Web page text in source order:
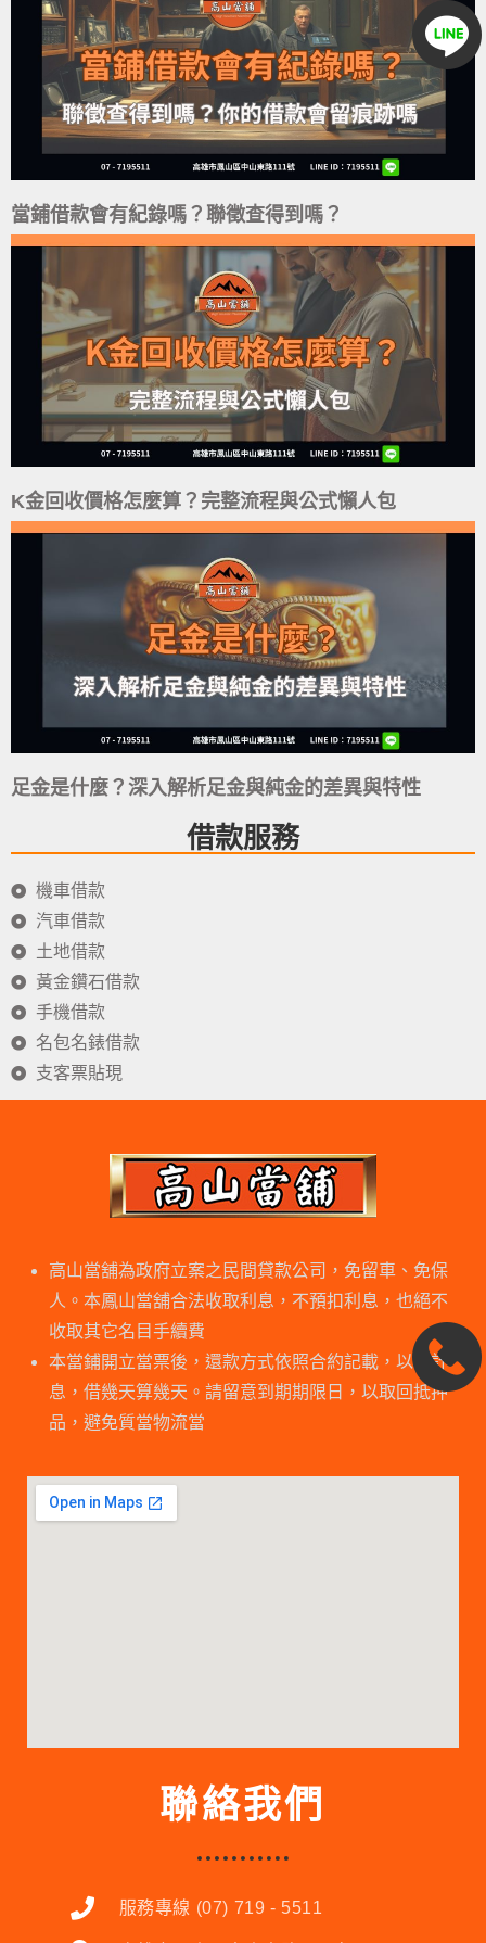
當鋪借款會有紀錄嗎？聯徵查得到嗎？
K金回收價格怎麼算？完整流程與公式懶人包
足金是什麼？深入解析足金與純金的差異與特性
借款服務
機車借款
汽車借款
土地借款
黃金鑽石借款
手機借款
名包名錶借款
支客票貼現
高山當舖為政府立案之民間貸款公司，免留車、免保
人。本鳳山當舖合法收取利息，不預扣利息，也絕不
收取其它名目手續費
本當鋪開立當票後，還款方式依照合約記載，以日計
息，借幾天算幾天。請留意到期期限日，以取回抵押
品，避免質當物流當
聯絡我們
服務專線 (07) 719 - 5511